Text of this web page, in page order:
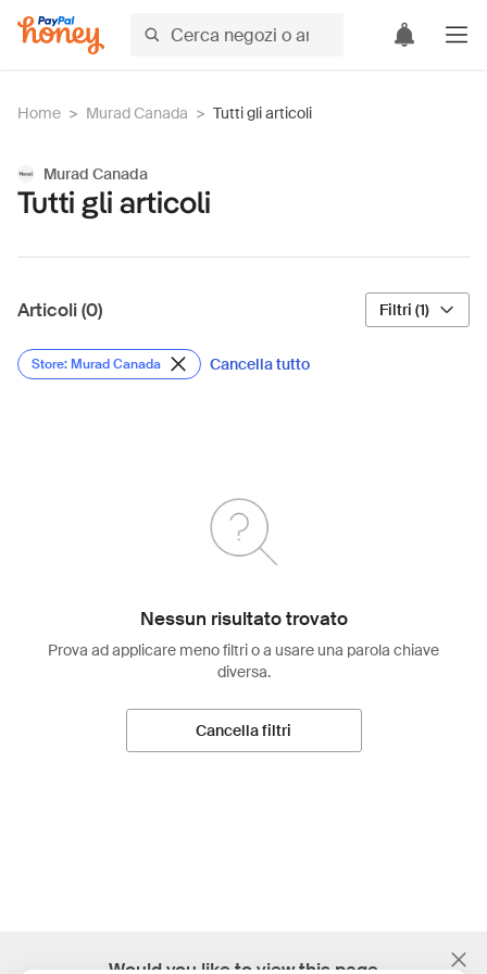
Home > Murad Canada > Tutti gli articoli
Murad Canada
Tutti gli articoli
Articoli (0) Filtri (1)
Store: Murad Canada Cancella tutto
Nessun risultato trovato
Prova ad applicare meno filtri o a usare una parola chiave
diversa.
Cancella filtri